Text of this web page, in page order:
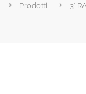
Prodotti 3°